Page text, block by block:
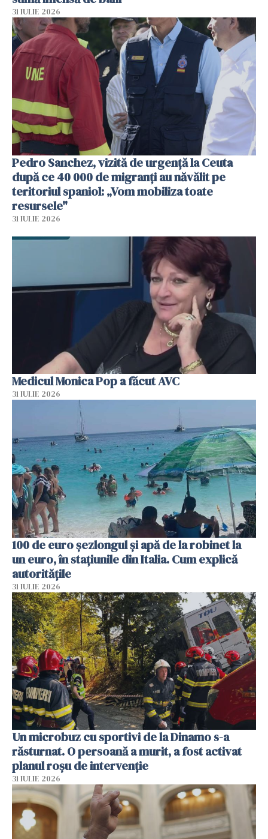
31 IULIE 2026
Pedro Sanchez, vizită de urgență la Ceuta
după ce 40 000 de migranți au năvălit pe
teritoriul spaniol: „Vom mobiliza toate
resursele"
31 IULIE 2026
Medicul Monica Pop a făcut AVC
31 IULIE 2026
100 de euro șezlongul și apă de la robinet la
un euro, în stațiunile din Italia. Cum explică
autoritățile
31 IULIE 2026
Un microbuz cu sportivi de la Dinamo s-a
răsturnat. O persoană a murit, a fost activat
planul roșu de intervenție
31 IULIE 2026